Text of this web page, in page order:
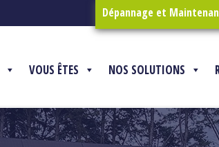
Dépannage et
VOUS ÊTES NOS SOLUTIONS